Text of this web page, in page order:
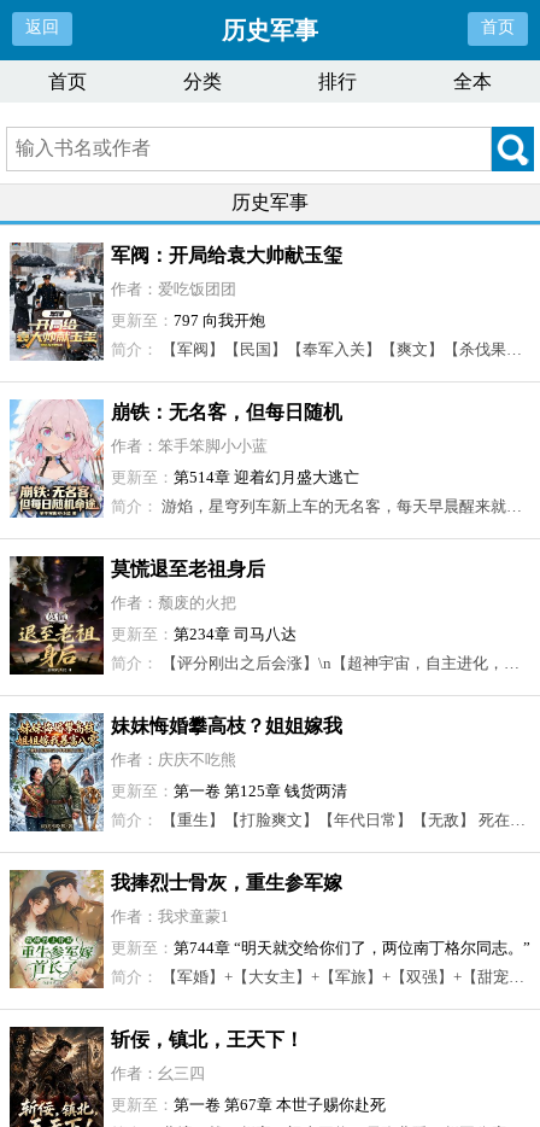
返回 历史军事 首页
首页 分类 排行 全本
历史军事
军阀：开局给袁大帅献玉玺
作者：爱吃饭团团
更新至： 797 向我开炮
简介：
【军阀】【民国】【奉军入关】【爽文】【杀伐果断】【无敌】\n穿越军阀混战，成为奉系军阀冯德林长子---冯永。 \n开局，用一块假玉玺。\n给父亲换来东四省巡阅使的官职，给自己换来沪省督军的官职。 \n从此刻开始，冯庸驾驶着历史的快车一路前进。\n他建工厂，搞实业，开军校，整备军务......
崩铁：无名客，但每日随机
命途
作者：笨手笨脚小小蓝
更新至： 第514章 迎着幻月盛大逃亡
简介： 游焰，星穹列车新上车的无名客，每天早晨醒来就会切换命途，当然，有的时候也会同时切换到双重命途。 \n【毁灭-游焰】：如果我不能拯救这个失败的世界，那就让银河燃烧吧。 \n【存护-游焰】：我~已~经~是~全~速~前~进~了~\n【神秘-游焰】：你说，会不会有人对着星神道Gu……\n【记忆-游焰】：只要把时间停在只有幸福美好中，没有痛苦和死亡就可以了！ \n【智识-游焰】：可知与不可知的边……（背后中刀）\n【同谐-游焰】：普世同谐，群星共熠……\n并不是精神分裂，也不是系统，每天午夜12点之后准时切换命途。
莫慌退至老祖身后
作者：颓废的火把
更新至： 第234章 司马八达
简介：
【评分刚出之后会涨】\n【超神宇宙，自主进化，前期和其他势力交互较少，可以当历史灵气复苏来看，群像，玄幻历史】\n咸阳一念破鸿蒙，武道源开赤县中。 \n秦汉薪火传千载，唐宋锋棱贯九穹。\n江山兴废如流水，道统沉浮未改容。 \n不借诸神天外法，诸夏群星耀九州。\n穿越大秦，不负你们所望，秦始皇养成了，灭六国提早了，火药发明了，我自己也天下无敌了。 \n天上来敌了。\n三滴精血让咸阳宫血流成河，一伙流民让大秦分崩离析。 \n暗能就在这，尔等能用，我诸夏自然也能用！\n布武天下，由我开始！ 至此，从两千年前开始，诸夏在暗能的道路上一路狂奔。\n那时，德诺文明还在漂流，烈阳文明还在舔舐伤口，天使文明与恶魔文明的战争席卷星空，武道种子开始发芽。 \n两千年后，武道昌盛，高手如云，三王同临，遮天蔽日。\n莫慌，我诸夏自有底蕴。
妹妹悔婚攀高枝？姐姐嫁我
暴富八零！
作者：庆庆不吃熊
更新至： 第一卷 第125章 钱货两清
简介：
【重生】【打脸爽文】【年代日常】【无敌】 死在病榻上的陆青山，一睁眼重生回到了八十年代的东北林区。 前世错信绿茶悔婚毁了一生，重活一世，他果断拉过一旁卑微受气的绝美长姐！ “退婚？这简直是天大的好事！今天起，秀兰就是我陆青山的媳妇！” 凭着前世跑山三十年的经验，陆青山在莽莽原始大森林里如履平地。 左手猎刀破风，右手神枪弑敌！ 寻参王，斗狼群，擒金匪，收虎王！ 他从一个屯里人人喊打的落魄穷小子，一路碾压各路跳梁小丑，靠着惊人的信息差和实力，疯狂收拢这个年代的第一波财富。 豪宅盖起，吉普车开回家，山货远销省城！ 不仅把日子过得红红火火，更是将原本悲苦的妻子宠成了让人嫉妒的公主！ 那个曾经退婚的绿茶妹妹终于悔得捶胸顿足，哭着求复合：“姐夫，其实当年我是有苦衷的……” 陆青山冷笑：“滚！”
我捧烈士骨灰，重生参军嫁
首长了
作者：我求童蒙1
更新至： 第744章 “明天就交给你们了，两位南丁格尔同志。”
简介：
【军婚】+【大女主】+【军旅】+【双强】+【甜宠】+【女兵】\n上辈子，林夏楠用七十三年孤苦，换来一个迟到的真相。 \n原来，她竟然是烈士的后代！\n父母的抚恤金被叔婶侵占，她被当成牲口使唤，十八岁被卖给无赖张铁柱，终生无子。 \n她坐着轮椅，在机场迎回父母骨灰。\n再睁眼，竟然回到了1970年，被迫要嫁给张铁柱的三天前！ \n林夏楠手捧父母遗物，前往军区求助。\n军区震怒！\n是谁，让英雄流血又流泪？ \n重活一次的林夏楠，不仅报复了叔婶，拿回了自己应得的待遇，也获得了崭新的人生。 \n她参军报国，继承了父母的遗志，发誓要将自己的一生奉献给党和人民。 \n她用自己的努力和实力，不仅收获了掌声和荣誉，也俘获了那位冷面军官的心。 \n从亲手剪去她的长发、教她本领，到并肩作战、共御外敌。\n陆铮与林夏楠一生为国、一生相守，从尖刀与白衣，到双星上将。 \n不负家国，更不负彼此。\n【作者军人后代，本文将真实再现70年代军旅生活，详细战争描写，真实历史事件改编，女主成长。 】
斩佞，镇北，王天下！
作者：幺三四
更新至： 第一卷 第67章 本世子赐你赴死